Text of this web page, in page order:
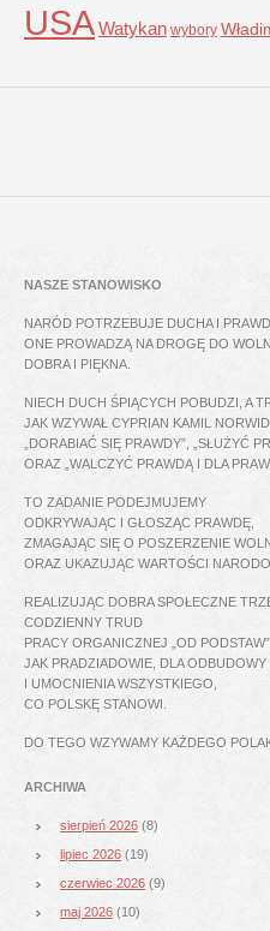
USAWatykan wybory
NASZE STANOWISKO
NARÓD POTRZEBUJE DUCHA I
ONE PROWADZĄ NA DROGĘ DO
DOBRA I PIĘKNA.
NIECH DUCH ŚPIĄCYCH POBUDZI, A
JAK WZYWAŁ CYPRIAN KAMIL
„DORABIAĆ SIĘ PRAWDY”, „SŁUŻYĆ
ORAZ „WALCZYĆ PRAWDĄ I DLA
TO ZADANIE PODEJMUJEMY
ODKRYWAJĄC I GŁOSZĄC PRAWDĘ,
ZMAGAJĄC SIĘ O POSZERZENIE
ORAZ UKAZUJĄC WARTOŚCI
REALIZUJĄC DOBRA SPOŁECZNE
CODZIENNY TRUD
PRACY ORGANICZNEJ „OD PODSTAW”,
JAK PRADZIADOWIE, DLA ODBUDOWY
I UMOCNIENIA WSZYSTKIEGO,
CO POLSKĘ STANOWI.
DO TEGO WZYWAMY KAŻDEGO
ARCHIWA
sierpień 2026 (8)
lipiec 2026 (19)
czerwiec 2026 (9)
maj 2026 (10)